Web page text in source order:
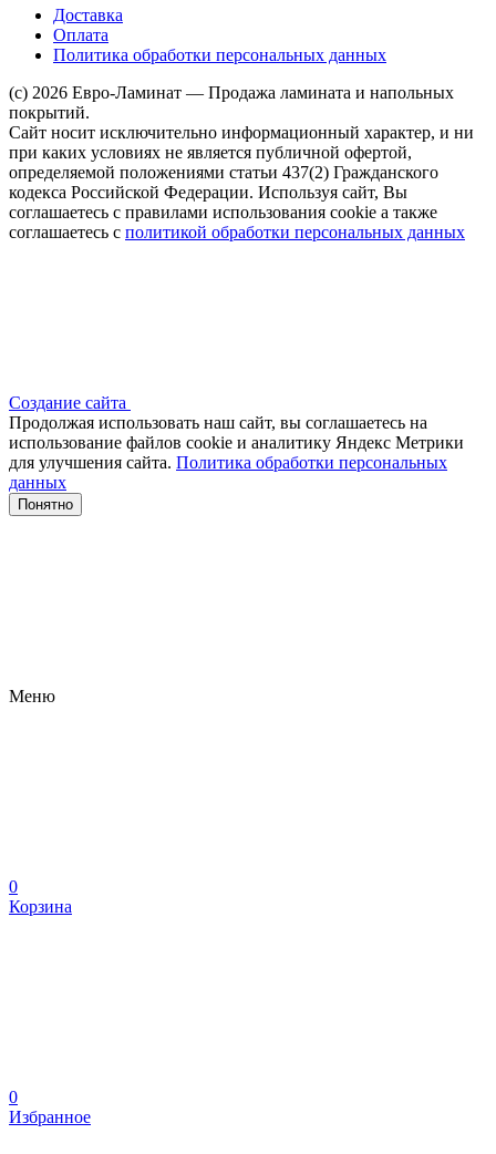
Доставка
Оплата
Политика обработки персональных данных
(c) 2026 Евро-Ламинат — Продажа ламината и напольных
покрытий.
Сайт носит исключительно информационный характер, и ни
при каких условиях не является публичной офертой,
определяемой положениями статьи 437(2) Гражданского
кодекса Российской Федерации. Используя сайт, Вы
соглашаетесь с правилами использования cookie а также
соглашаетесь с политикой обработки персональных данных
Создание сайта
Продолжая использовать наш сайт, вы соглашаетесь на
использование файлов сооkіе и аналитику Яндекс Метрики
для улучшения сайта. Политика обработки персональных
данных
Понятно
Меню
0
Корзина
0
Избранное